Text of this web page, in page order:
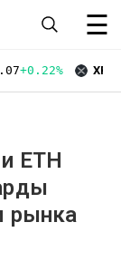
☰
+0.22% XRP
ETH
рынка